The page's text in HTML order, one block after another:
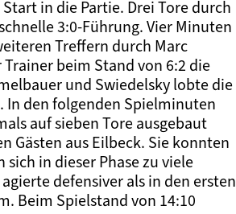
in die Partie. Drei Tore durch
3:0-Führung. Vier Minuten
Treffern durch Marc
beim Stand von 6:2 die
und Swiedelsky lobte die
In den folgenden Spielminuten
auf sieben Tore ausgebaut
Gästen aus Eilbeck. Sie konnten
in dieser Phase zu viele
defensiver als in den ersten
Beim Spielstand von 14:10